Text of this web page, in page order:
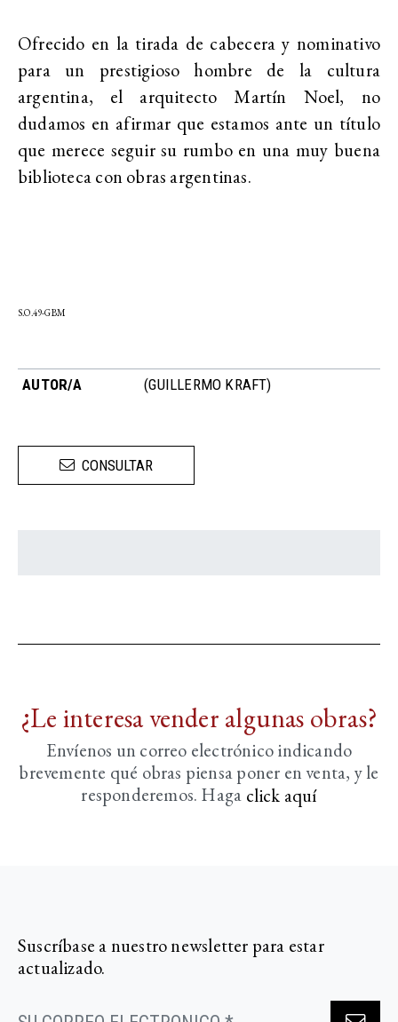
Ofrecido en la tirada de cabecera y nominativo
para un prestigioso hombre de la cultura
argentina, el arquitecto Martín Noel, no
dudamos en afirmar que estamos ante un título
que merece seguir su rumbo en una muy buena
biblioteca con obras argentinas.
S.O.49-GBM
AUTOR/A (GUILLERMO KRAFT)
CONSULTAR
¿Le interesa vender algunas obras?
Envíenos un correo electrónico indicando
brevemente qué obras piensa poner en venta, y le
responderemos. Haga click aquí­
Suscríbase a nuestro newsletter para estar
actualizado.